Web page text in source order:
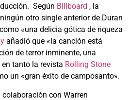
Según Billboard , la
otro single anterior de Duran
«una delicia gótica de riqueza
añadió que «la canción está
de terror inminente, una
tanto la revista Rolling Stone
un «gran éxito de camposanto».
con Warren